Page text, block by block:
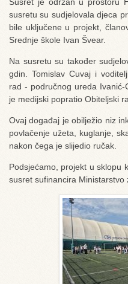
susretu su sudjelovala djeca
bile uključene u projekt,
Srednje škole Ivan Švear.
Na susretu su također
gdin. Tomislav Cuvaj i
rad - područnog ureda
je medijski popratio Obiteljski
Ovaj događaj je obilježio niz
povlačenje užeta, kuglanje,
nakon čega je slijedio ručak.
Podsjećamo, projekt u sklopu
susret sufinancira Ministarstvo